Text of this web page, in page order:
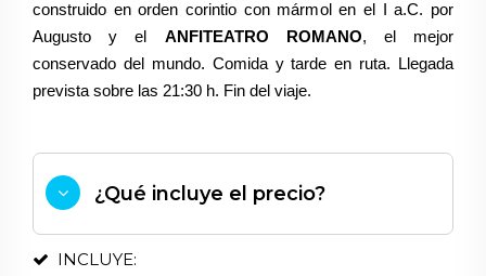
construido en orden corintio con mármol en el I a.C. por
Augusto y el ANFITEATRO ROMANO, el mejor
conservado del mundo. Comida y tarde en ruta. Llegada
prevista sobre las 21:30 h. Fin del viaje.
¿Qué incluye el precio?
INCLUYE: